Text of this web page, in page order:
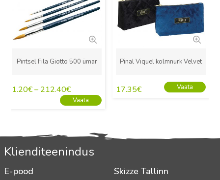
Pintsel Fila Giotto 500 ümar
1.20€– 212.40€
Vaata
Pinal Viquel kolmnurk Velvet
17.35€ Vaata
Klienditeenindus
E-pood Skizze Tallinn